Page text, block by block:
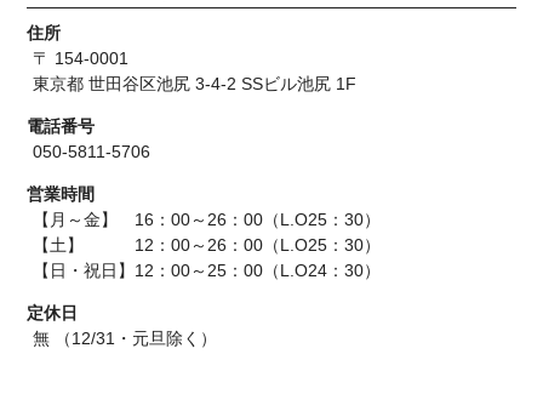
住所
〒 154-0001
東京都 世田谷区池尻 3-4-2 SSビル池尻 1F
電話番号
050-5811-5706
営業時間
【月～金】 16：00～26：00（L.O25：30）
【土】 12：00～26：00（L.O25：30）
【日・祝日】12：00～25：00（L.O24：30）
定休日
無 （12/31・元旦除く）